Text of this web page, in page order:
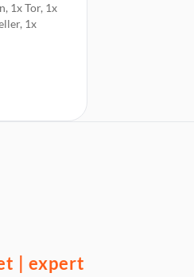
1x Tor, 1x
1x
| expert